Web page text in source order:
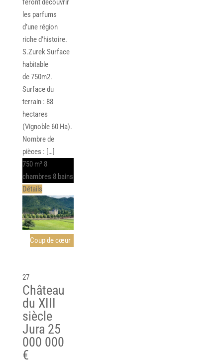
feront découvrir
les parfums
d’une région
riche d’histoire.
S.Zurek Surface
habitable
de 750m2.
Surface du
terrain : 88
hectares
(Vignoble 60 Ha).
Nombre de
pièces : […]
750 m² 8
chambres 8 bains
Détails
Coup de cœur
27
Château
du XIII
siècle
Jura 25
000 000
€